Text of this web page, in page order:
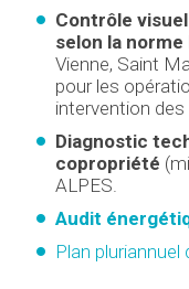
Contrôle
selon la norme
Vienne, Saint
pour les
intervention
Diagnostic
copropriété
ALPES.
Audit
Plan